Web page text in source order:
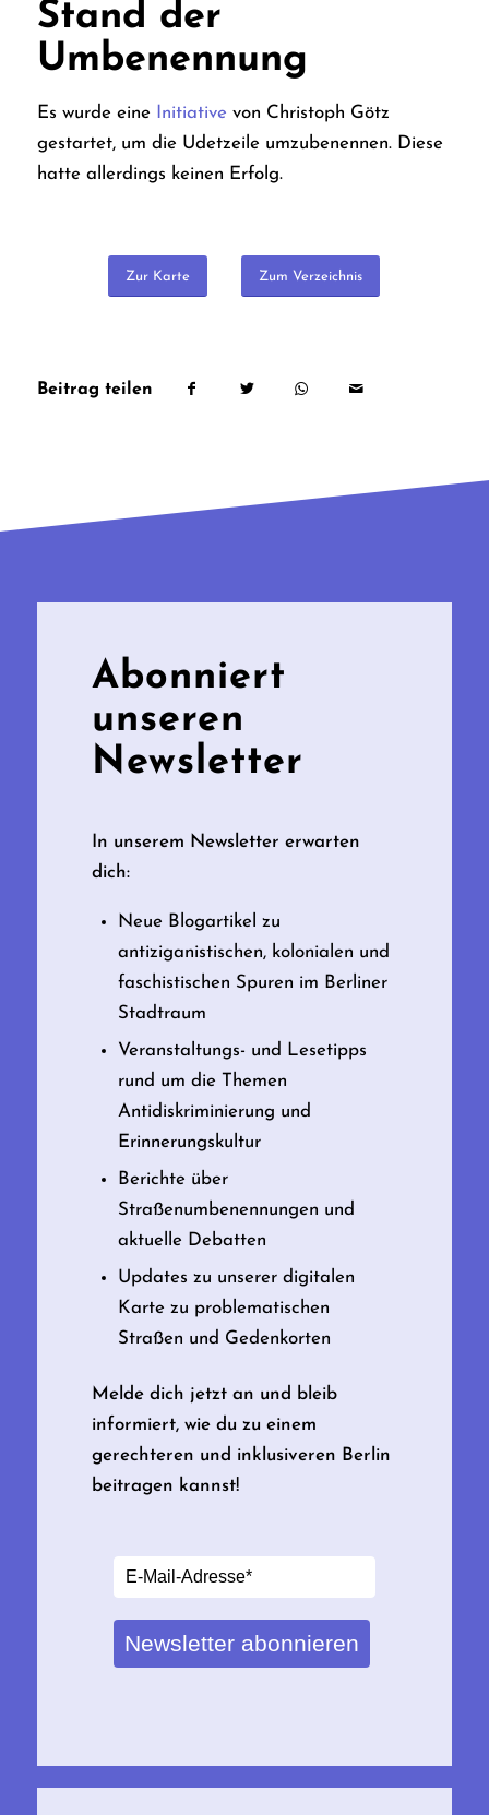
Stand der
Umbenennung
Es wurde eine Initiative von Christoph Götz
gestartet, um die Udetzeile umzubenennen. Diese
hatte allerdings keinen Erfolg.
Zur Karte Zum Verzeichnis
Beitrag teilen
Abonniert
unseren
Newsletter
In unserem Newsletter erwarten
dich:
Neue Blogartikel zu
antiziganistischen, kolonialen und
faschistischen Spuren im Berliner
Stadtraum
Veranstaltungs- und Lesetipps
rund um die Themen
Antidiskriminierung und
Erinnerungskultur
Berichte über
Straßenumbenennungen und
aktuelle Debatten
Updates zu unserer digitalen
Karte zu problematischen
Straßen und Gedenkorten
Melde dich jetzt an und bleib
informiert, wie du zu einem
gerechteren und inklusiveren Berlin
beitragen kannst!
Newsletter abonnieren